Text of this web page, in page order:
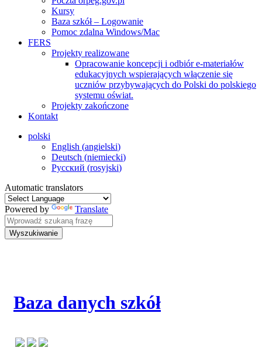
Kursy
Baza szkół – Logowanie
Pomoc zdalna Windows/Mac
FERS
Projekty realizowane
Opracowanie koncepcji i odbiór e-materiałów
edukacyjnych wspierających włączenie się
uczniów przybywających do Polski do polskiego
systemu oświat.
Projekty zakończone
Kontakt
polski
English (angielski)
Deutsch (niemiecki)
Русский (rosyjski)
Automatic translators
Powered by Translate
Wyszukiwanie
Baza danych szkół